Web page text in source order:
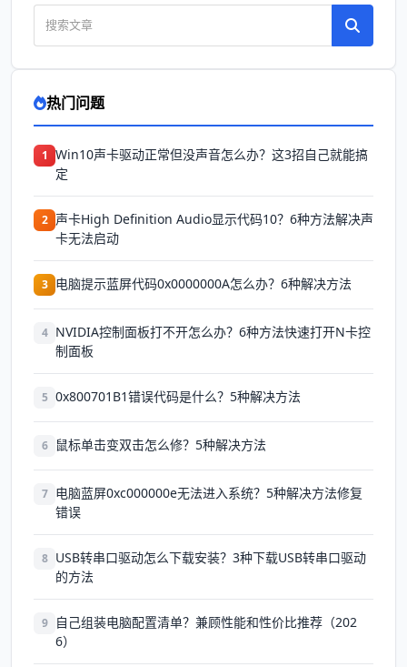
热门问题
1 Win10声卡驱动正常但没声音怎么办？这3招自己就能搞
定
2 声卡High Definition Audio显示代码10？6种方法解决声
卡无法启动
3 电脑提示蓝屏代码0x0000000A怎么办？6种解决方法
4 NVIDIA控制面板打不开怎么办？6种方法快速打开N卡控
制面板
5 0x800701B1错误代码是什么？5种解决方法
6 鼠标单击变双击怎么修？5种解决方法
7 电脑蓝屏0xc000000e无法进入系统？5种解决方法修复
错误
8 USB转串口驱动怎么下载安装？3种下载USB转串口驱动
的方法
9
自己组装电脑配置清单？兼顾性能和性价比推荐（202
6）